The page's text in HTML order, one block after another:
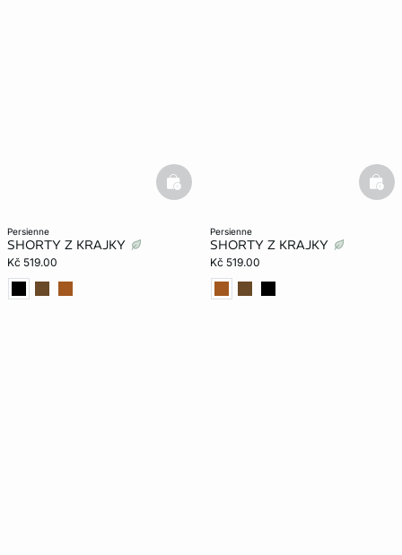
persienne
SHORTY Z KRAJKY
Kč 519.00
basketfull
persienne
SHORTY Z KRAJKY
Kč 519.00